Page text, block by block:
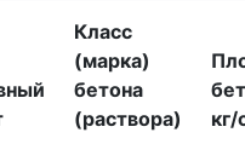
Класс
(марка)
бетона
(раствора)
кг/